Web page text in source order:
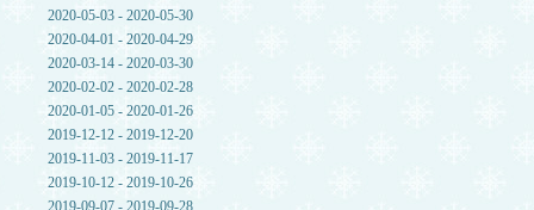
2020-05-03 - 2020-05-30
2020-04-01 - 2020-04-29
2020-03-14 - 2020-03-30
2020-02-02 - 2020-02-28
2020-01-05 - 2020-01-26
2019-12-12 - 2019-12-20
2019-11-03 - 2019-11-17
2019-10-12 - 2019-10-26
2019-09-07 - 2019-09-28